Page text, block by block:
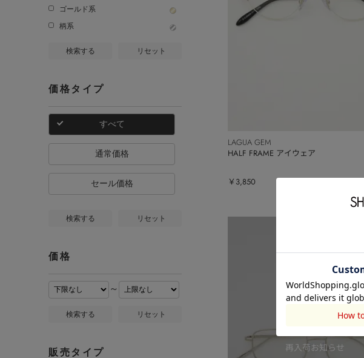
ゴールド系
柄系
検索する リセット
価格タイプ
すべて
通常価格
セール価格
検索する リセット
価格
～
検索する リセット
販売タイプ
LAGUA GEM
HALF FRAME アイウェア
￥3,850